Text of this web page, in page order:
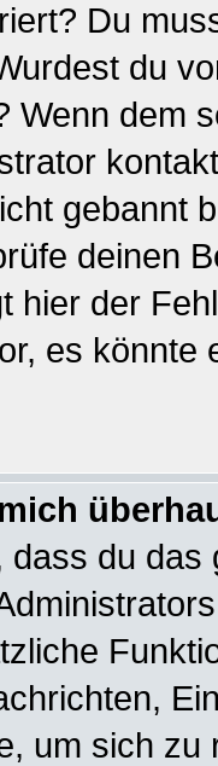
Du
du
Wenn dem
gebannt
deinen
hier der
es könnte
dass du
um sich